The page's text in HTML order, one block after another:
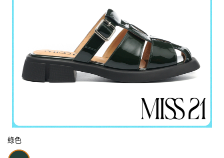
綠色